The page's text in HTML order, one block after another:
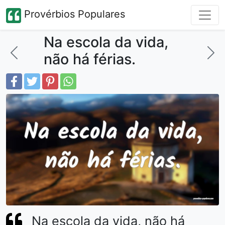
Provérbios Populares
Na escola da vida,
não há férias.
Na escola da vida, não há